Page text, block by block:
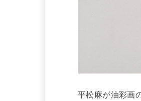
平松麻が油彩画